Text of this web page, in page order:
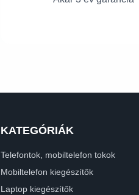
KATEGÓRIÁK
Telefontok, mobiltelefon tokok
Mobiltelefon kiegészítők
Laptop kiegészítők